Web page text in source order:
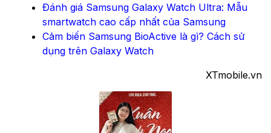
Đánh giá Samsung Galaxy Watch Ultra: Mẫu
smartwatch cao cấp nhất của Samsung
Cảm biến Samsung BioActive là gì? Cách sử
dụng trên Galaxy Watch
XTmobile.vn